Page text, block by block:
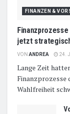
FINANZEN &
jetzt
VON ANDREA 24.
Lange Zeit
Finanzprozesse
Wahlfreiheit